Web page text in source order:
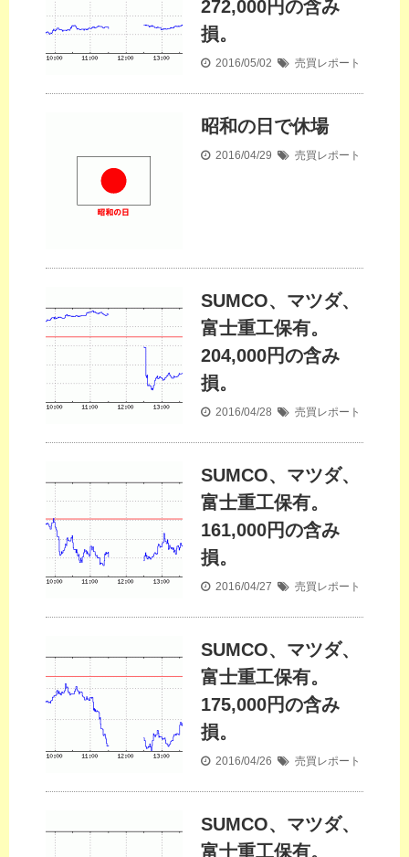
272,000円の含み
損。
2016/05/02 売買レポート
昭和の日で休場
2016/04/29 売買レポート
SUMCO、マツダ、
富士重工保有。
204,000円の含み
損。
2016/04/28 売買レポート
SUMCO、マツダ、
富士重工保有。
161,000円の含み
損。
2016/04/27 売買レポート
SUMCO、マツダ、
富士重工保有。
175,000円の含み
損。
2016/04/26 売買レポート
SUMCO、マツダ、
富士重工保有。